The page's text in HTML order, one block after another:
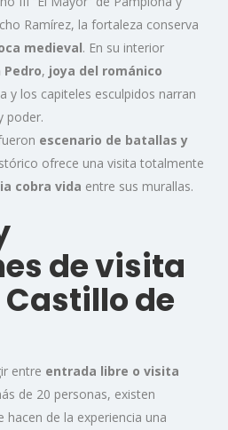
Ramírez, la fortaleza conserva
medieval. En su interior
Pedro, joya del románico
y los capiteles esculpidos narran
poder.
escenario de batallas y
ofrece una visita totalmente
cobra vida entre sus murallas.
de visita
de
entre entrada libre o visita
de 20 personas, existen
hacen de la experiencia una